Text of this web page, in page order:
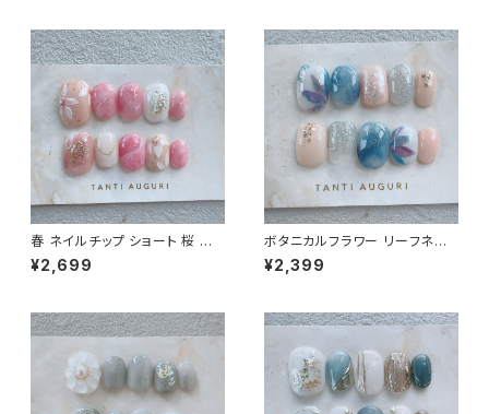
春 ネイルチップ ショート 桜 入
学式 卒業式 サクラ ピンク色 春
色 春イベント用 短め 小さめ 通
¥2,699
ボタニカルフラワー リーフネイ
ル ベリーショート ネイルチップ
紺のワンピに合う 植物 通販サ
¥2,399